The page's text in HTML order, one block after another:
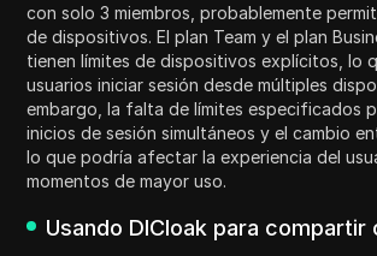
con solo 3 miembros, probablemente
de dispositivos. El plan Team y el plan
tienen límites de dispositivos explícitos, lo
usuarios iniciar sesión desde múltiples
embargo, la falta de límites especificados
inicios de sesión simultáneos y el cambio
lo que podría afectar la experiencia del
momentos de mayor uso.
Usando DICloak para compartir